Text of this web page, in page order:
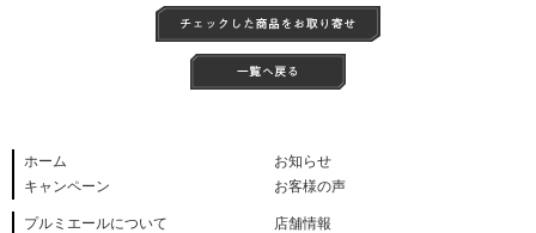
ホーム
お知らせ
キャンペーン
お客様の声
プルミエールについて
店舗情報